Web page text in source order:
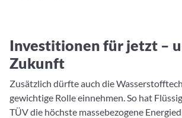
Investitionen für jetzt –
Zukunft
Zusätzlich dürfte auch die
gewichtige Rolle einnehmen. So hat
TÜV die höchste massebezogene